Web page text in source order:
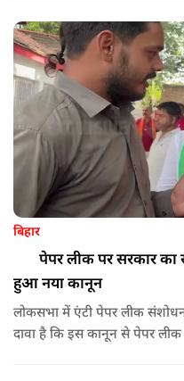
बिहार
पेपर लीक पर सरकार
हुआ नया कानून
लोकसभा में एंटी पेपर लीक
दावा है कि इस कानून से पेपर लीक